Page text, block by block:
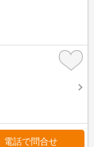
電話で問合せ